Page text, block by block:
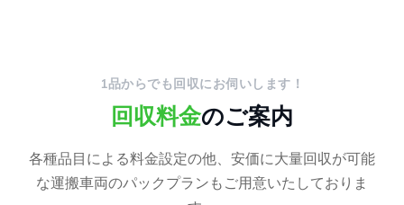
1品からでも回収にお伺いします！
回収料金のご案内
各種品目による料金設定の他、安価に大量回収が可能
な運搬車両のパックプランもご用意いたしておりま